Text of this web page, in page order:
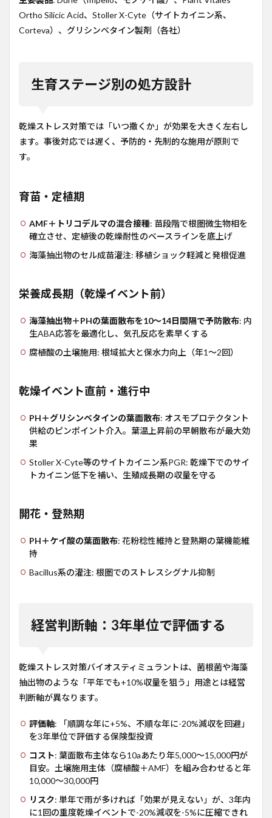
Ortho Silicic Acid、Stoller X-Cyte（サイトカイニン系、
Corteva）、グリシンベタイン製剤（各社）
生育ステージ別の処方設計
乾燥ストレス対策では「いつ撒くか」が効果を大きく左右し
ます。事後対応では遅く、予防的・先制的な施用が原則で
す。
育苗・定植期
AMF＋トリコデルマの混合接種: 苗段階で根圏微生物相を
確立させ、定植後の乾燥耐性のベースラインを底上げ
海藻抽出物のセル成苗灌注: 移植ショック軽減と発根促進
栄養成長期（乾燥イベント前）
海藻抽出物＋PHの葉面散布を10〜14日間隔で予防散布: 内
生ABA応答を最適化し、気孔反応を素早くする
腐植酸の土壌施用: 根域拡大と保水力向上（年1〜2回）
乾燥イベント直前・進行中
PH＋グリシンベタインの葉面散布: オスモプロテクタント
供給のピンポイント介入。葉温上昇前の早朝散布が最大効
果
Stoller X-Cyte等のサイトカイニン系PGR: 乾燥下でのサイ
トカイニン低下を補い、生殖成長期の収量を守る
開花・登熟期
PH＋ケイ酸の葉面散布: 花粉稔性維持と登熟期の葉機能維
持
Bacillus系の灌注: 根圏でのストレスシグナル抑制
経営判断軸：3年単位で評価する
乾燥ストレス対策バイオスティミュラントは、菌根菌や海藻
抽出物のような「平年でも+10%収量を狙う」用途とは経営
判断軸が異なります。
評価軸: 「順調な年に+5%、不順な年に-20%減収を回避」
を3年単位で評価する保険型投資
コスト: 葉面散布主体なら10aあたり年5,000〜15,000円が
目安。土壌施用主体（腐植酸＋AMF）を組み合わせると年
10,000〜30,000円
リスク: 単年で雨が多ければ「効果が見えない」が、3年内
に1回の重度乾燥イベントで-20%減収を-5%に圧縮できれ